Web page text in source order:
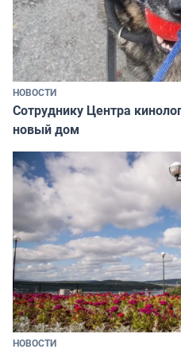
НОВОСТИ
Сотруднику Центра
новый дом
НОВОСТИ